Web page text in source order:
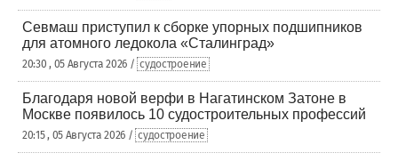
Севмаш приступил к сборке упорных подшипников
для атомного ледокола «Сталинград»
20:30 , 05 Августа 2026 / судостроение
Благодаря новой верфи в Нагатинском Затоне в
Москве появилось 10 судостроительных профессий
20:15 , 05 Августа 2026 / судостроение